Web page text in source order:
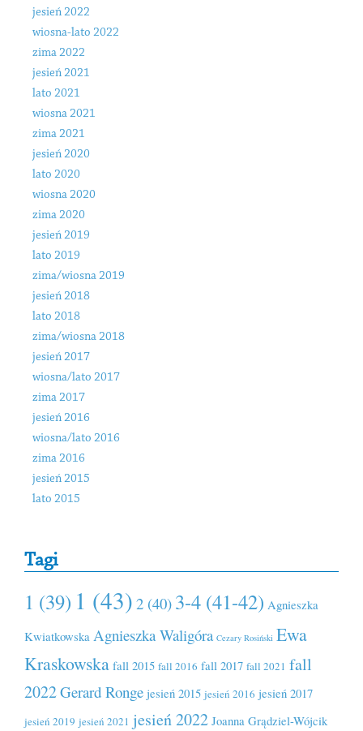
jesień 2022
wiosna-lato 2022
zima 2022
jesień 2021
lato 2021
wiosna 2021
zima 2021
jesień 2020
lato 2020
wiosna 2020
zima 2020
jesień 2019
lato 2019
zima/wiosna 2019
jesień 2018
lato 2018
zima/wiosna 2018
jesień 2017
wiosna/lato 2017
zima 2017
jesień 2016
wiosna/lato 2016
zima 2016
jesień 2015
lato 2015
Tagi
1 (39) 1 (43) 2 (40) 3-4 (41-42) Agnieszka
Kwiatkowska Agnieszka Waligóra Cezary Rosiński Ewa
Kraskowska fall 2015 fall 2016 fall 2017 fall 2021 fall
2022Gerard Ronge jesień 2015 jesień 2016 jesień 2017
jesień 2019 jesień 2021 jesień 2022 Joanna Grądziel-Wójcik